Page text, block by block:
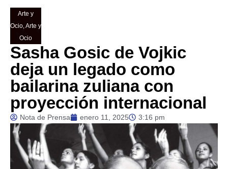
Arte y
Ocio,Arte y
Ocio
Sasha Gosic de Vojkic
deja un legado como
bailarina zuliana con
proyección internacional
Nota de Prensa enero 11, 2025 3:16 pm